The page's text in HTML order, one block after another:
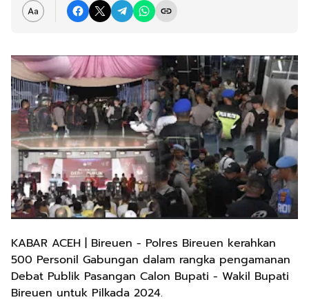
KABAR ACEH | Bireuen - Polres Bireuen kerahkan
500 Personil Gabungan dalam rangka pengamanan
Debat Publik Pasangan Calon Bupati - Wakil Bupati
Bireuen untuk Pilkada 2024.